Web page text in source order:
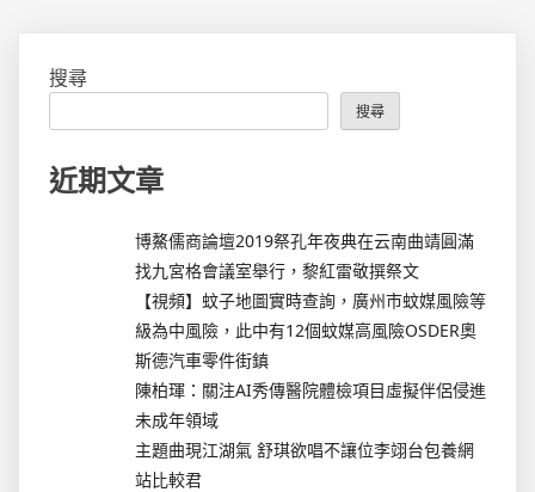
搜尋
搜尋
近期文章
博鰲儒商論壇2019祭孔年夜典在云南曲靖圓滿
找九宮格會議室舉行，黎紅雷敬撰祭文
【視頻】蚊子地圖實時查詢，廣州市蚊媒風險等
級為中風險，此中有12個蚊媒高風險OSDER奧
斯德汽車零件街鎮
陳柏琿：關注AI秀傳醫院體檢項目虛擬伴侶侵進
未成年領域
主題曲現江湖氣 舒琪欲唱不讓位李翊台包養網
站比較君